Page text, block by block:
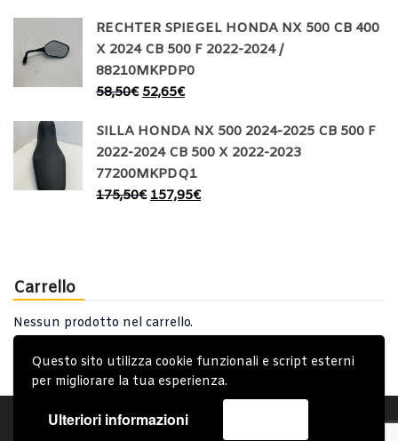
Questo sito utilizza cookie funzionali e script esterni
per migliorare la tua esperienza.
Ulteriori informazioni
RECHTER SPIEGEL HONDA NX 500 CB 400
X 2024 CB 500 F 2022-2024 /
88210MKPDP0
58,50€ 52,65€
SILLA HONDA NX 500 2024-2025 CB 500 F
2022-2024 CB 500 X 2022-2023
77200MKPDQ1
175,50€ 157,95€
Carrello
Nessun prodotto nel carrello.
Account Condizioni Generali